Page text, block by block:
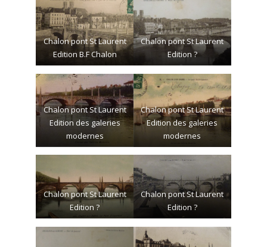
Chalon pont St Laurent
Edition B.F Chalon
Chalon pont St Laurent
Edition ?
Chalon pont St Laurent
Edition des galeries
modernes
Chalon pont St Laurent
Edition des galeries
modernes
Chalon pont St Laurent
Edition ?
Chalon pont St Laurent
Edition ?